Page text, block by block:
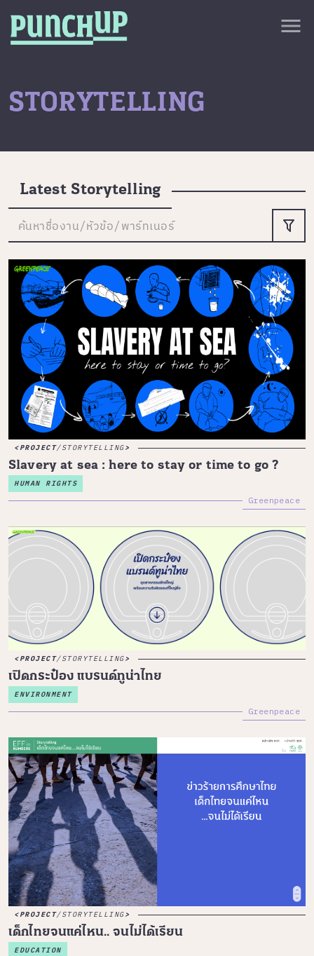
Skip to content
menu
close
Service
Project
ลับด้านบน
STORYTELLING
Latest Storytelling
PROJECT/STORYTELLING
Slavery at sea : here to stay or time to go ?
HUMAN RIGHTS
Greenpeace
PROJECT/STORYTELLING
เปิดกระป๋อง แบรนด์ทูน่าไทย
ENVIRONMENT
Greenpeace
PROJECT/STORYTELLING
เด็กไทยจนแค่ไหน.. จนไม่ได้เรียน
EDUCATION
ค้นหาชื่องาน/หัวข้อ/พาร์ทเนอร์